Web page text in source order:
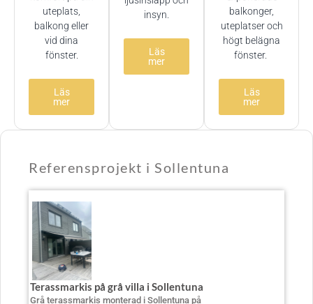
uteplats,
balkong eller
vid dina
fönster.
Läs
mer
insyn.
Läs
mer
balkonger,
uteplatser och
högt belägna
fönster.
Läs
mer
Referensprojekt i Sollentuna
Terassmarkis på grå villa i Sollentuna
Grå terassmarkis monterad i Sollentuna på